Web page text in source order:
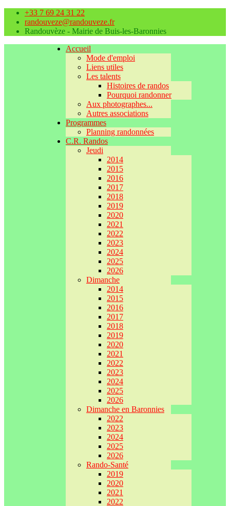
+33 7 69 24 31 22
randouveze@randouveze.fr
Randouvèze - Mairie de Buis-les-Baronnies
Accueil
Mode d'emploi
Liens utiles
Les talents
Histoires de randos
Pourquoi randonner
Aux photographes...
Autres associations
Programmes
Planning randonnées
C.R. Randos
Jeudi
2014
2015
2016
2017
2018
2019
2020
2021
2022
2023
2024
2025
2026
Dimanche
2014
2015
2016
2017
2018
2019
2020
2021
2022
2023
2024
2025
2026
Dimanche en Baronnies
2022
2023
2024
2025
2026
Rando-Santé
2019
2020
2021
2022